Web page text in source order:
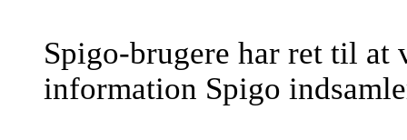
Spigo-brugere har ret til
information Spigo